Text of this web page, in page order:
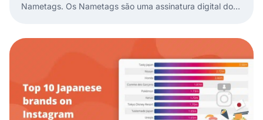
Nametags. Os Nametags são uma assinatura digital dos